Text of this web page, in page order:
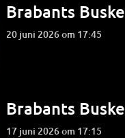
Brabants Buske
20 juni 2026 om 17:45
Brabants Buske
17 juni 2026 om 17:15